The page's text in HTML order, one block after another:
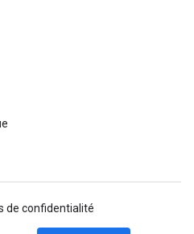
de confidentialité